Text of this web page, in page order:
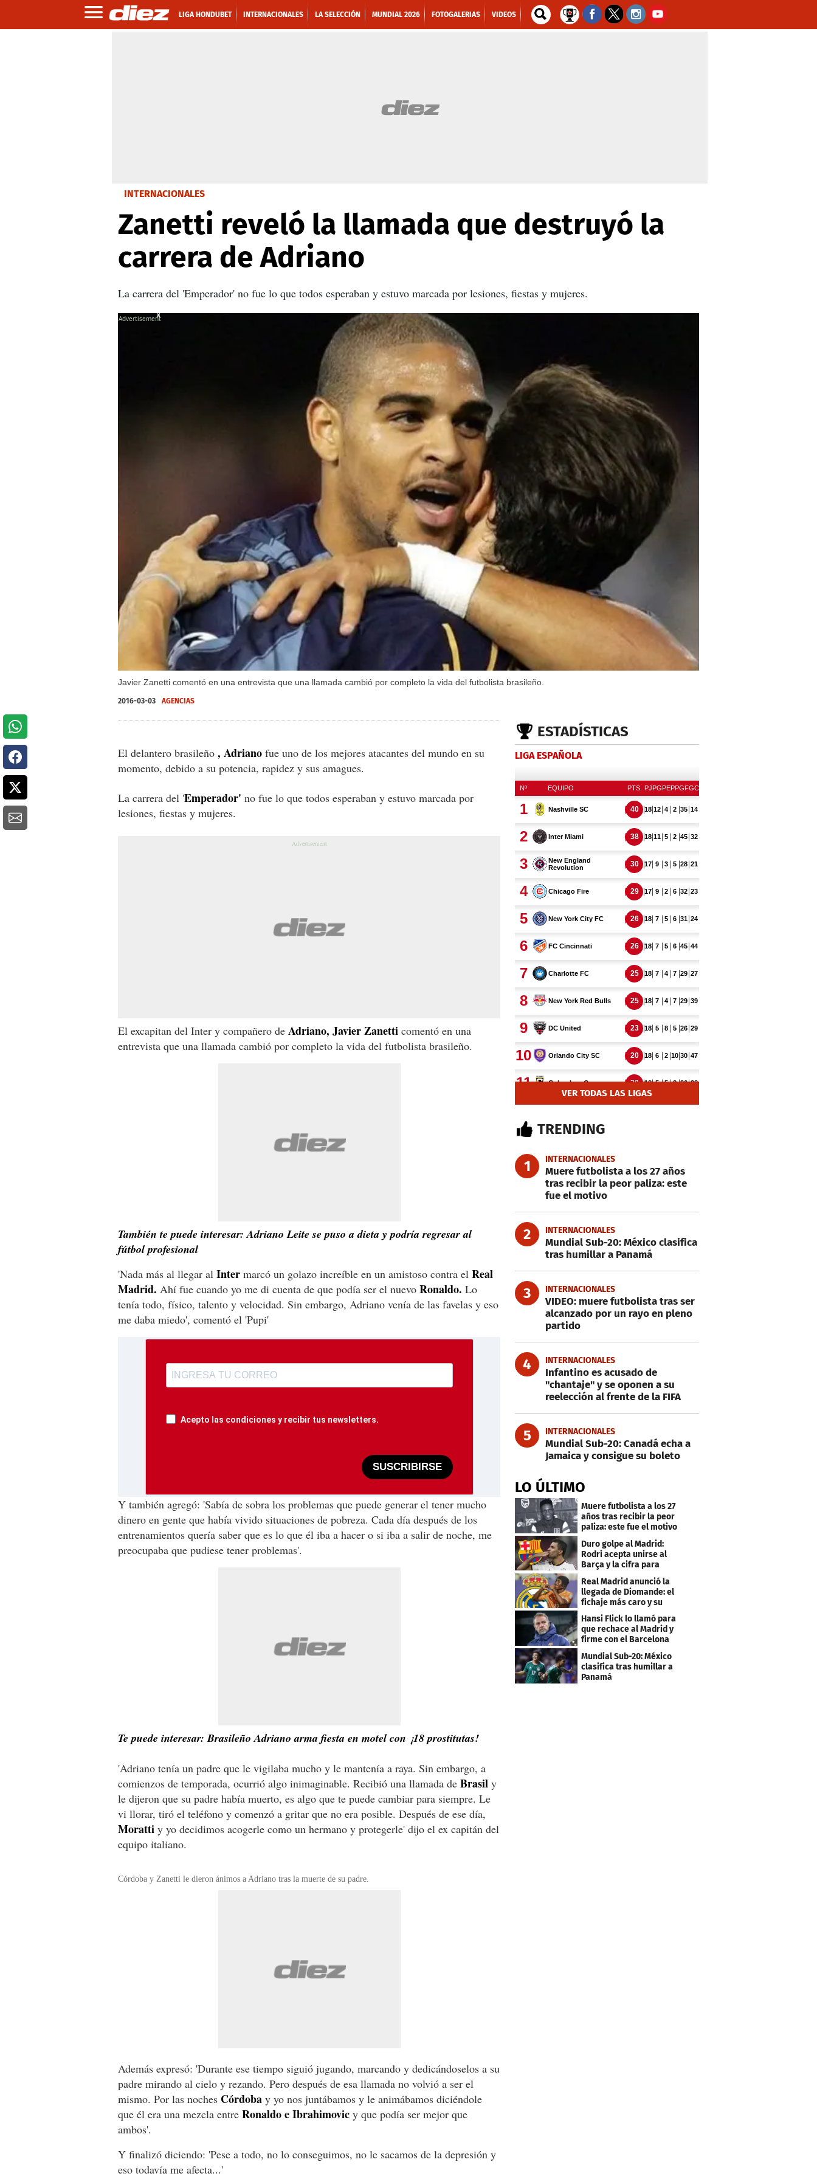
LIGA HONDUBET INTERNACIONALES LA SELECCIÓN MUNDIAL 2026 FOTOGALERIAS VIDEOS
INTERNACIONALES
Zanetti reveló la llamada que destruyó la
carrera de Adriano
La carrera del 'Emperador' no fue lo que todos esperaban y estuvo marcada por lesiones, fiestas y mujeres.
Javier Zanetti comentó en una entrevista que una llamada cambió por completo la vida del futbolista brasileño.
X
2016-03-03 AGENCIAS
El delantero brasileño , Adriano fue uno de los mejores atacantes del mundo en su
momento, debido a su potencia, rapidez y sus amagues.
La carrera del 'Emperador' no fue lo que todos esperaban y estuvo marcada por
lesiones, fiestas y mujeres.
El excapitan del Inter y compañero de Adriano, Javier Zanetti comentó en una
entrevista que una llamada cambió por completo la vida del futbolista brasileño.
También te puede interesar: Adriano Leite se puso a dieta y podría regresar al
fútbol profesional
'Nada más al llegar al Inter marcó un golazo increíble en un amistoso contra el Real
Madrid. Ahí fue cuando yo me di cuenta de que podía ser el nuevo Ronaldo. Lo
tenía todo, físico, talento y velocidad. Sin embargo, Adriano venía de las favelas y eso
me daba miedo', comentó el 'Pupi'
Acepto las condiciones y recibir tus newsletters.
SUSCRIBIRSE
Y también agregó: 'Sabía de sobra los problemas que puede generar el tener mucho
dinero en gente que había vivido situaciones de pobreza. Cada día después de los
entrenamientos quería saber que es lo que él iba a hacer o si iba a salir de noche, me
preocupaba que pudiese tener problemas'.
Te puede interesar: Brasileño Adriano arma fiesta en motel con ¡18 prostitutas!
'Adriano tenía un padre que le vigilaba mucho y le mantenía a raya. Sin embargo, a
comienzos de temporada, ocurrió algo inimaginable. Recibió una llamada de Brasil y
le dijeron que su padre había muerto, es algo que te puede cambiar para siempre. Le
vi llorar, tiró el teléfono y comenzó a gritar que no era posible. Después de ese día,
Moratti y yo decidimos acogerle como un hermano y protegerle' dijo el ex capitán del
equipo italiano.
Córdoba y Zanetti le dieron ánimos a Adriano tras la muerte de su padre.
Además expresó: 'Durante ese tiempo siguió jugando, marcando y dedicándoselos a su
padre mirando al cielo y rezando. Pero después de esa llamada no volvió a ser el
mismo. Por las noches Córdoba y yo nos juntábamos y le animábamos diciéndole
que él era una mezcla entre Ronaldo e Ibrahimovic y que podía ser mejor que
ambos'.
Y finalizó diciendo: 'Pese a todo, no lo conseguimos, no le sacamos de la depresión y
eso todavía me afecta...'
ESTADÍSTICAS
LIGA ESPAÑOLA
VER TODAS LAS LIGAS
TRENDING
1 INTERNACIONALES
Muere futbolista a los 27 años
tras recibir la peor paliza: este
fue el motivo
2 INTERNACIONALES
Mundial Sub-20: México clasifica
tras humillar a Panamá
3 INTERNACIONALES
VIDEO: muere futbolista tras ser
alcanzado por un rayo en pleno
partido
4 INTERNACIONALES
Infantino es acusado de
"chantaje" y se oponen a su
reelección al frente de la FIFA
5 INTERNACIONALES
Mundial Sub-20: Canadá echa a
Jamaica y consigue su boleto
LO ÚLTIMO
Muere futbolista a los 27
años tras recibir la peor
paliza: este fue el motivo
Duro golpe al Madrid:
Rodri acepta unirse al
Barça y la cifra para
cerrar su fichaje
Real Madrid anunció la
llegada de Diomande: el
fichaje más caro y su
contrato
Hansi Flick lo llamó para
que rechace al Madrid y
firme con el Barcelona
Mundial Sub-20: México
clasifica tras humillar a
Panamá